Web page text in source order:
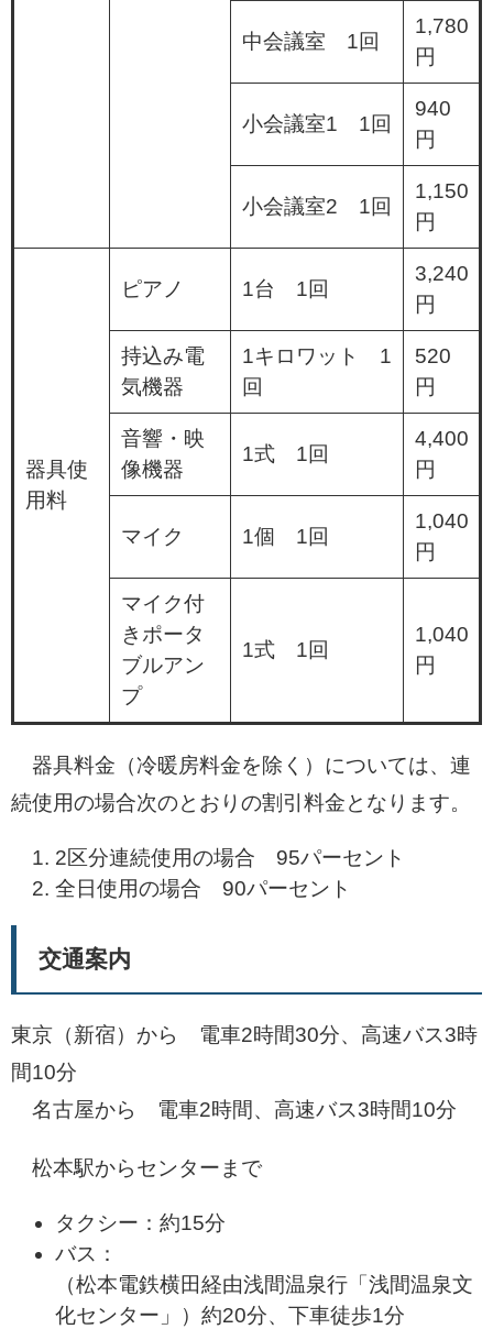
中会議室 1回
1,780
円
小会議室1 1回
940
円
小会議室2 1回
1,150
円
器具使
用料
ピアノ 1台 1回
3,240
円
持込み電
気機器
1キロワット 1
回
520
円
音響・映
像機器
1式 1回
4,400
円
マイク 1個 1回
1,040
円
マイク付
きポータ
ブルアン
プ
1式 1回
1,040
円
器具料金（冷暖房料金を除く）については、連
続使用の場合次のとおりの割引料金となります。
2区分連続使用の場合 95パーセント
全日使用の場合 90パーセント
交通案内
東京（新宿）から 電車2時間30分、高速バス3時
間10分
名古屋から 電車2時間、高速バス3時間10分
松本駅からセンターまで
タクシー：約15分
バス：
（松本電鉄横田経由浅間温泉行「浅間温泉文
化センター」）約20分、下車徒歩1分